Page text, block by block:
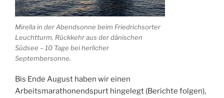
Mirella in der Abendsonne beim Friedrichsorter
Leuchtturm, Rückkehr aus der dänischen
Südsee – 10 Tage bei herlicher
Septembersonne.
Bis Ende August haben wir einen
Arbeitsmarathonendspurt hingelegt (Berichte folgen),